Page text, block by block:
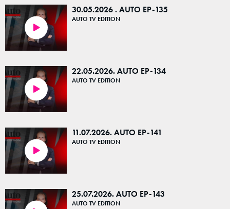
30.05.2026 . AUTO EP-135
AUTO TV EDITION
22.05.2026. AUTO EP-134
AUTO TV EDITION
11.07.2026. AUTO EP-141
AUTO TV EDITION
25.07.2026. AUTO EP-143
AUTO TV EDITION